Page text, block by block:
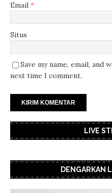
Email *
Situs
Save my name, email,
next time I comment.
LIVE
DENGARKAN